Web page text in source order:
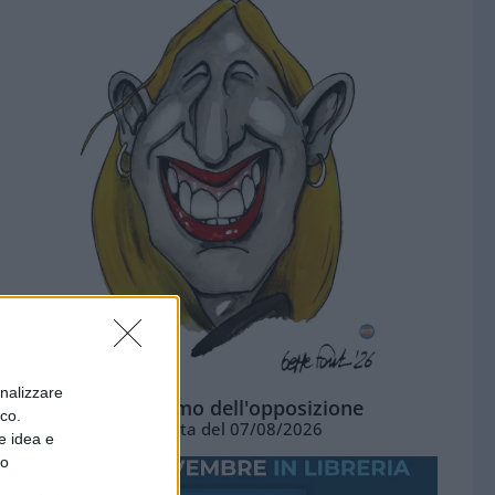
idea e
L'ottimismo dell'opposizione
Vignetta del 07/08/2026